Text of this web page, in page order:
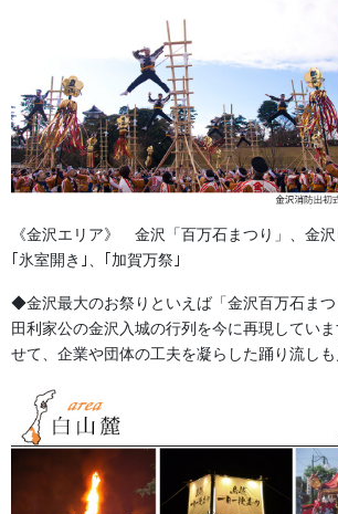
その町の人に聞いても今では解らない時もあ
上、それ以前に今見ても絢爛豪華な山車を自
来ようと思った人々はどこで見たり、聞いた
でしょうか？ 上洛の機会があった有力者が
をなんとか地元に持って来ようとしたのでし
都市に負けないように町や村を上げて手配し
山車の豪華絢爛さは興味深いものがあります
《金沢エリア》 金沢「百万石まつり」、金
｢氷室開き｣、｢加賀万祭｣
◆金沢最大のお祭りといえば「金沢百万石ま
田利家公の金沢入城の行列を今に再現してい
せて、企業や団体の工夫を凝らした踊り流しも